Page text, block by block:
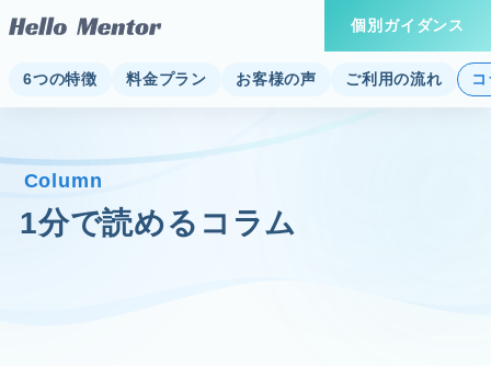
個別ガイダンス
6つの特徴 料金プラン お客様の声 ご利用の流れ
Column
1分で読めるコラム